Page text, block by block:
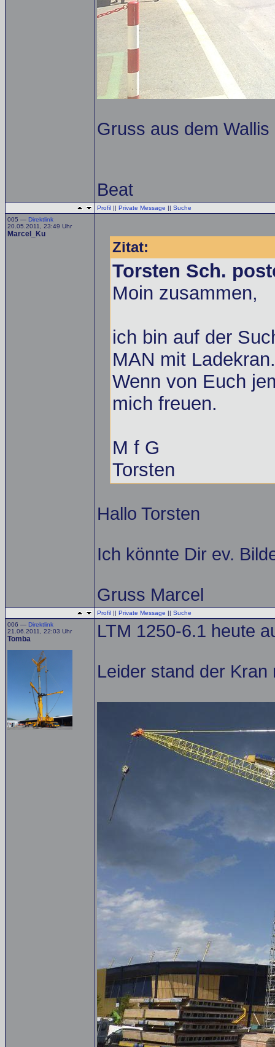
Gruss aus dem Wallis
Beat
Profil || Private Message || Suche
005 — Direktlink
20.05.2011, 23:49 Uhr
Marcel_Ku
Zitat:
Torsten Sch.
Moin zusammen,
ich bin auf der
MAN mit Ladekran.
Wenn von Euch
mich freuen.
M f G
Torsten
Hallo Torsten
Ich könnte Dir ev.
Gruss Marcel
Profil || Private Message || Suche
006 — Direktlink
21.06.2011, 22:03 Uhr
Tomba LTM 1250-6.1 heute
Leider stand der Kran